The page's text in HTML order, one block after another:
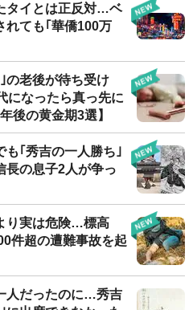
タイとは正反対…ベ
れても｢華僑100万
老後が待ち受け
になったら真っ先に
後の黄金期3選】
も｢秀吉の一人勝ち｣
の息子2人が争っ
り実は危険…標高
件超の遭難事故を起
人だったのに…秀吉